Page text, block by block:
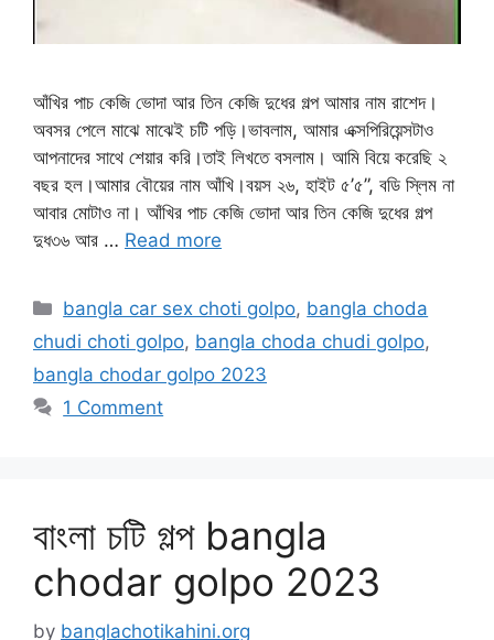
আঁখির পাচ কেজি ভোদা আর তিন কেজি দুধের গল্প আমার নাম রাশেদ।
অবসর পেলে মাঝে মাঝেই চটি পড়ি।ভাবলাম, আমার এক্সপিরিয়েন্সটাও
আপনাদের সাথে শেয়ার করি।তাই লিখতে বসলাম। আমি বিয়ে করেছি ২
বছর হল।আমার বৌয়ের নাম আঁখি।বয়স ২৬, হাইট ৫’৫”, বডি স্লিম না
আবার মোটাও না। আঁখির পাচ কেজি ভোদা আর তিন কেজি দুধের গল্প
দুধ৩৬ আর … Read more
Categories
bangla car sex choti golpo, bangla choda
chudi choti golpo, bangla choda chudi golpo,
bangla chodar golpo 2023
1 Comment
বাংলা চটি গল্প bangla
chodar golpo 2023
by banglachotikahini.org